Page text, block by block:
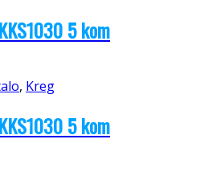
5 kom
, Kreg
5 kom